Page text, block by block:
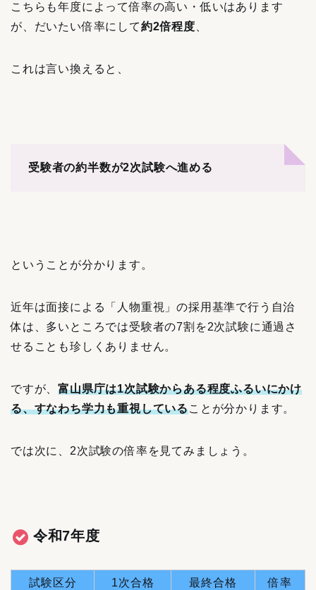
こちらも年度によって倍率の高い・低いはあります
が、だいたい倍率にして約2倍程度、
これは言い換えると、
受験者の約半数が2次試験へ進める
ということが分かります。
近年は面接による「人物重視」の採用基準で行う自治
体は、多いところでは受験者の7割を2次試験に通過さ
せることも珍しくありません。
ですが、富山県庁は1次試験からある程度ふるいにかけ
る、すなわち学力も重視していることが分かります。
では次に、2次試験の倍率を見てみましょう。
令和7年度
試験区分 1次合格 最終合格 倍率